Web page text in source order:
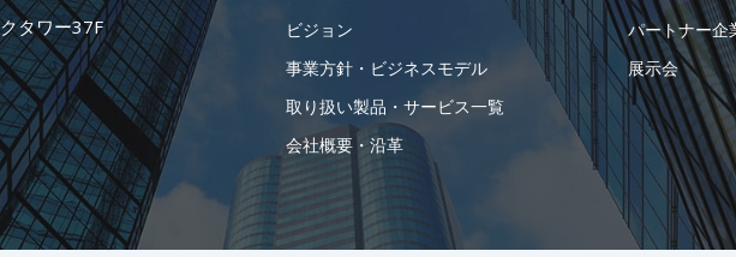
タワー37F
ビジョン
事業方針・ビジネスモデル
取り扱い製品・サービス一覧
会社概要・沿革
パートナー企
展示会